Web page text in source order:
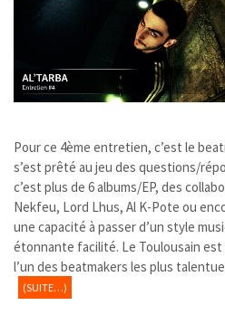
Pour ce 4ème entretien, c’est le
s’est prêté au jeu des questions/
c’est plus de 6 albums/EP, des
Nekfeu, Lord Lhus, Al K-Pote ou
une capacité à passer d’un style
étonnante facilité. Le Toulousain est
l’un des beatmakers les plus
(SUITE…)